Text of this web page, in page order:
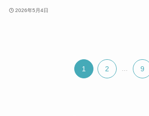
2026年5月4日
1 2 9